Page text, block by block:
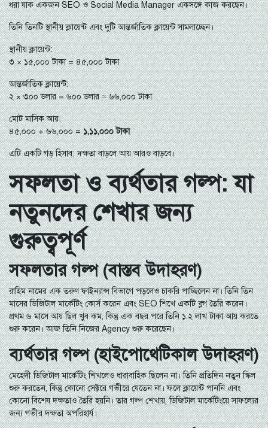
ধরা যাক একজন SEO ও Social Media Manager একসঙ্গে কাজ করছেন।
তিনি তিনটি স্থানীয় ক্লায়েন্ট এবং দুটি আন্তর্জাতিক ক্লায়েন্ট সামলাচ্ছেন।
স্থানীয় ক্লায়েন্ট:
৩ × ১৫,০০০ টাকা = ৪৫,০০০ টাকা
আন্তর্জাতিক ক্লায়েন্ট:
২ × ৩০০ ডলার = ৬০০ ডলার ≈ ৬৬,০০০ টাকা
মোট মাসিক আয়:
৪৫,০০০ + ৬৬,০০০ =১,১১,০০০ টাকা
এটি একটি গড় হিসাব; দক্ষতা বাড়লে আয় আরও বাড়বে।
সফলতা ও ব্যর্থতার গল্প: যা
নতুনদের শেখার জন্য
গুরুত্বপূর্ণ
সফলতার গল্প (বাস্তব উদাহরণ)
রাহিম নামের এক তরুণ ফাইন্যান্স বিভাগে পড়লেও চাকরি পাচ্ছিলেন না। তিনি তিন
মাসের ডিজিটাল মার্কেটিং কোর্স করেন এবং SEO শিখে একটি ব্লগ তৈরি করেন।
প্রথম ৬ মাসে আয় ছিল খুব কম, কিন্তু এক বছর পরে তিনি ১.২ লাখ টাকা আয় করতে
শুরু করেন। আজ তিনি নিজের Agency শুরু করেছেন।
ব্যর্থতার গল্প (হাইপোথেটিকাল উদাহরণ)
মেহেদী ডিজিটাল মার্কেটিং শিখলেও ধারাবাহিক ছিলেন না। তিনি প্রতিদিন নতুন স্কিল
শুরু করতেন, কিন্তু কোনো সেক্টরে গভীরে যেতেন না। ফলে ক্লায়েন্ট পাননি এবং
কোনো বিশেষ দক্ষতাও তৈরি হয়নি। তার গল্প শেখায়, ডিজিটাল মার্কেটিংয়ে সাফল্যের
জন্য গভীর দক্ষতা অপরিহার্য।